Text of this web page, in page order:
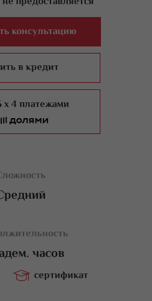
бровей.
процедуры.
меры предосторожности при
консультацию
в кредит
x 4 платежами
часов
сертификат